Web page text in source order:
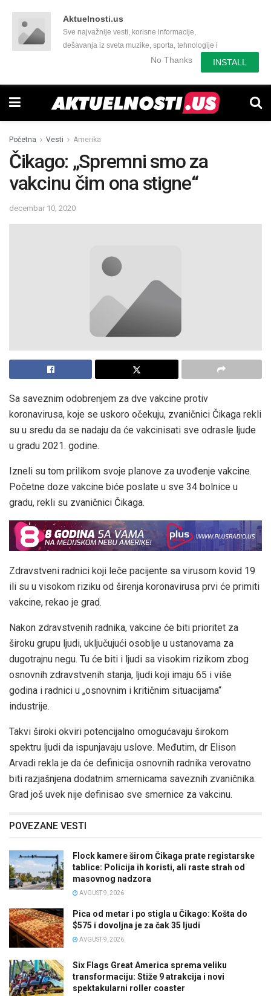
Aktuelnosti.us
Sve najvažnije vesti, korisne informacije,
dešavanja iz sveta muzike, sporta, tehnologije i
još mnogo toga zanimljivog.No Thanks INSTALL
Početna Vesti Amerika
Čikago: „Spremni smo za
vakcinu čim ona stigne“
decembar 10, 2020
Sa saveznim odobrenjem za dve vakcine protiv
koronavirusa, koje se uskoro očekuju, zvaničnici Čikaga rekli
su u sredu da se nadaju da će vakcinisati sve odrasle ljude
u gradu 2021. godine.
Izneli su tom prilikom svoje planove za uvođenje vakcine.
Početne doze vakcine biće poslate u sve 34 bolnice u
gradu, rekli su zvaničnici Čikaga.
Zdravstveni radnici koji leče pacijente sa virusom kovid 19
ili su u visokom riziku od širenja koronavirusa prvi će primiti
vakcine, rekao je grad.
Nakon zdravstvenih radnika, vakcine će biti prioritet za
široku grupu ljudi, uključujući osoblje u ustanovama za
dugotrajnu negu. Tu će biti i ljudi sa visokim rizikom zbog
osnovnih zdravstvenih stanja, ljudi koji imaju 65 i više
godina i radnici u „osnovnim i kritičnim situacijama“
industrije.
Takvi široki okviri potencijalno omogućavaju širokom
spektru ljudi da ispunjavaju uslove. Međutim, dr Elison
Arvadi rekla je da će definicija osnovnih radnika verovatno
biti razjašnjena dodatnim smernicama saveznih zvaničnika.
Grad još uvek nije definisao sve smernice za vakcinu.
POVEZANE VESTI
Flock kamere širom Čikaga prate registarske
tablice: Policija ih koristi, ali raste strah od
masovnog nadzora
AVGUST 9, 2026
Pica od metar i po stigla u Čikago: Košta do
$575 i dovoljna je za čak 35 ljudi
AVGUST 9, 2026
Six Flags Great America sprema veliku
transformaciju: Stiže 9 atrakcija i novi
spektakularni roller coaster